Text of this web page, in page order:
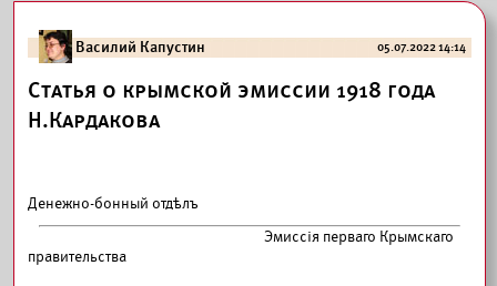
Василий Капустин 05.07.2022 14:14
Статья о крымской эмиссии 1918 года
Н.Кардакова
Денежно-бонный отдѣлъ
Эмиссія перваго Крымскаго
правительства